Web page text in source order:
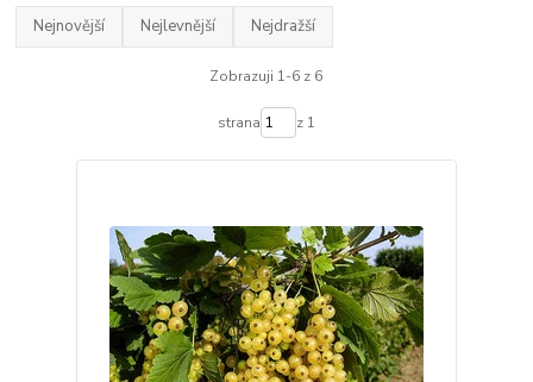
Nejnovější Nejlevnější Nejdražší
Zobrazuji 1-6 z 6
strana z 1